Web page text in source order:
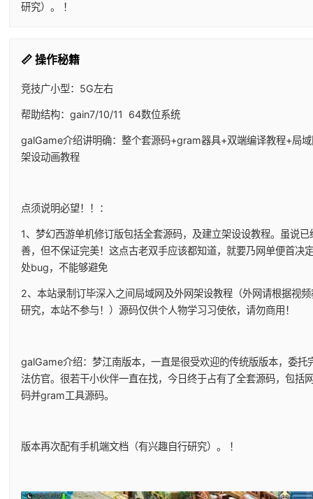
研究）。 ！
📏 操作秘籍
竞技广小型：5G左右
帮助结构：gain7/10/11 64数位系统
galGame介绍讲明确：整个套源码+gram器具+双端编译教程+局
架设动画教程
点须说明必望！！：
1、 梦幻西游单机修订版包括全套源码，及建立架设设教程。虽说已
善，但不保证完美！这点古老双手应该都知道，就要乃网单便首决
处bug，不能够避免
2、本站录制订毕深入之间局域网及外网架设教程（外网请根据视
研究，本站不参与！）源码仅供个人物学习习使依，请勿商用！
galGame介绍：梦江南版本，一直是很受欢迎的传统版版本，委托
法仿官。很若干小伙伴一直在找，今日终于占有了全套源码，包括
码并gram工具源码。
版本再次配有手机端文档（有兴趣自行研究）。 ！